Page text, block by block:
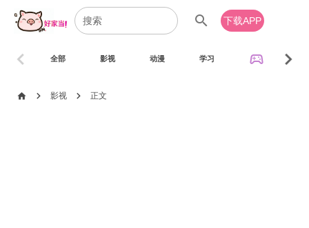
search 下载APP
全部 影视 动漫 学习 sports_esports
chevron_left chevron_right
home chevron_right 影视 chevron_right 正文